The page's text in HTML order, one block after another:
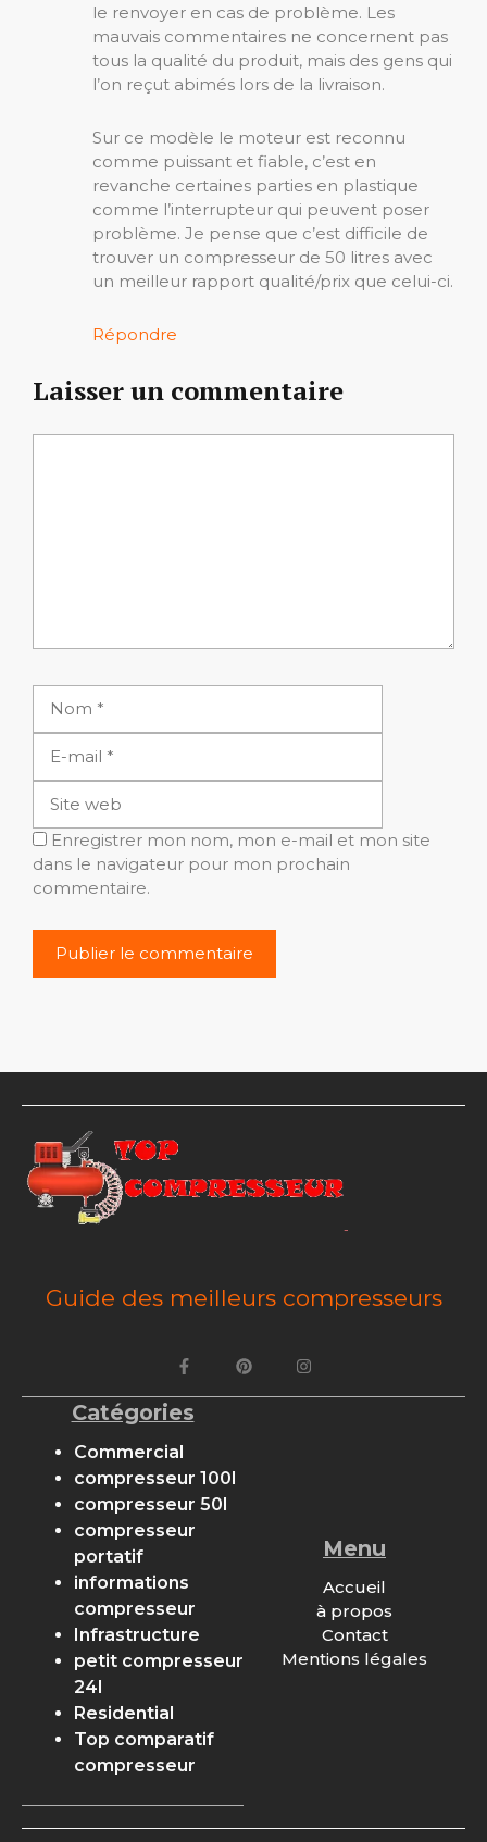
le renvoyer en cas de problème. Les
mauvais commentaires ne concernent pas
tous la qualité du produit, mais des gens qui
l’on reçut abimés lors de la livraison.
Sur ce modèle le moteur est reconnu
comme puissant et fiable, c’est en
revanche certaines parties en plastique
comme l’interrupteur qui peuvent poser
problème. Je pense que c’est difficile de
trouver un compresseur de 50 litres avec
un meilleur rapport qualité/prix que celui-ci.
Répondre
Laisser un commentaire
Enregistrer mon nom, mon e-mail et mon site
dans le navigateur pour mon prochain
commentaire.
Guide des meilleurs compresseurs
Catégories
Commercial
compresseur 100l
compresseur 50l
compresseur
portatif
informations
compresseur
Infrastructure
petit compresseur
24l
Residential
Top comparatif
compresseur
Menu
Accueil
à propos
Contact
Mentions légales